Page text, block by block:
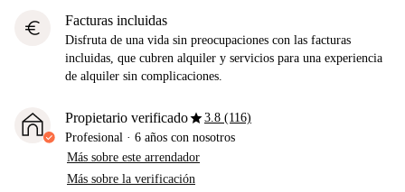
euro Facturas incluidas
Disfruta de una vida sin preocupaciones con las facturas
incluidas, que cubren alquiler y servicios para una experiencia
de alquiler sin complicaciones.
Propietario verificadostar3.8 (116)
Profesional · 6 años con nosotros
Más sobre este arrendador
Más sobre la verificación